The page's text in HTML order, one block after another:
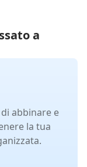
a
abbinare e
la tua